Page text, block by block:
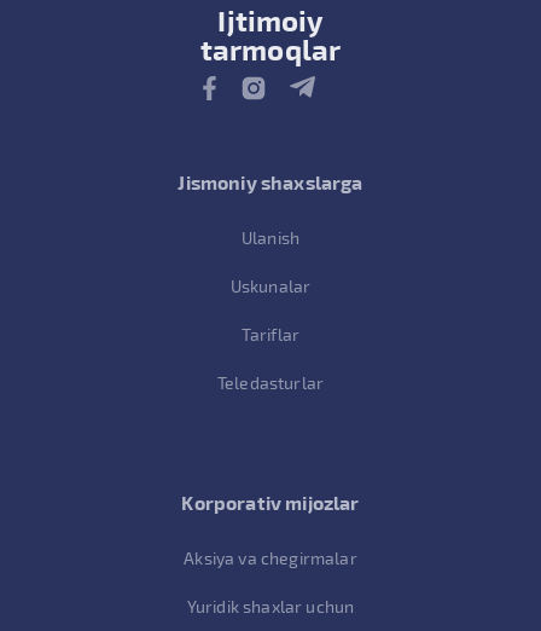
Ijtimoiy
tarmoqlar
Jismoniy shaxslarga
Ulanish
Uskunalar
Tariflar
Teledasturlar
Korporativ mijozlar
Aksiya va chegirmalar
Yuridik shaxlar uchun